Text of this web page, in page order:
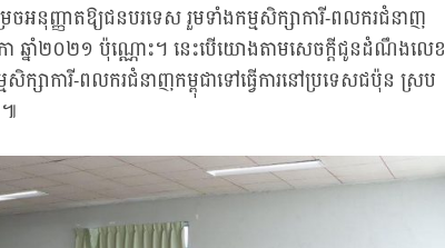
ចអនុញ្ញាតឱ្យជនបរទេស រួមទាំងកម្មសិក្សាការី-ពលករជំនាញ
ា ឆ្នាំ២០២១ ប៉ុណ្ណោះ។ នេះបើយោងតាមសេចក្ដីជូនដំណឹងលេខ
ការី-ពលករជំនាញកម្ពុជាទៅធ្វើការនៅប្រទេសជប៉ុន ស្រប
៕